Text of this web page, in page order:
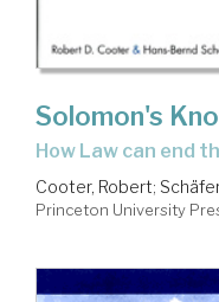
Solomon's
how Law can end
Cooter, Robert;
Princeton University